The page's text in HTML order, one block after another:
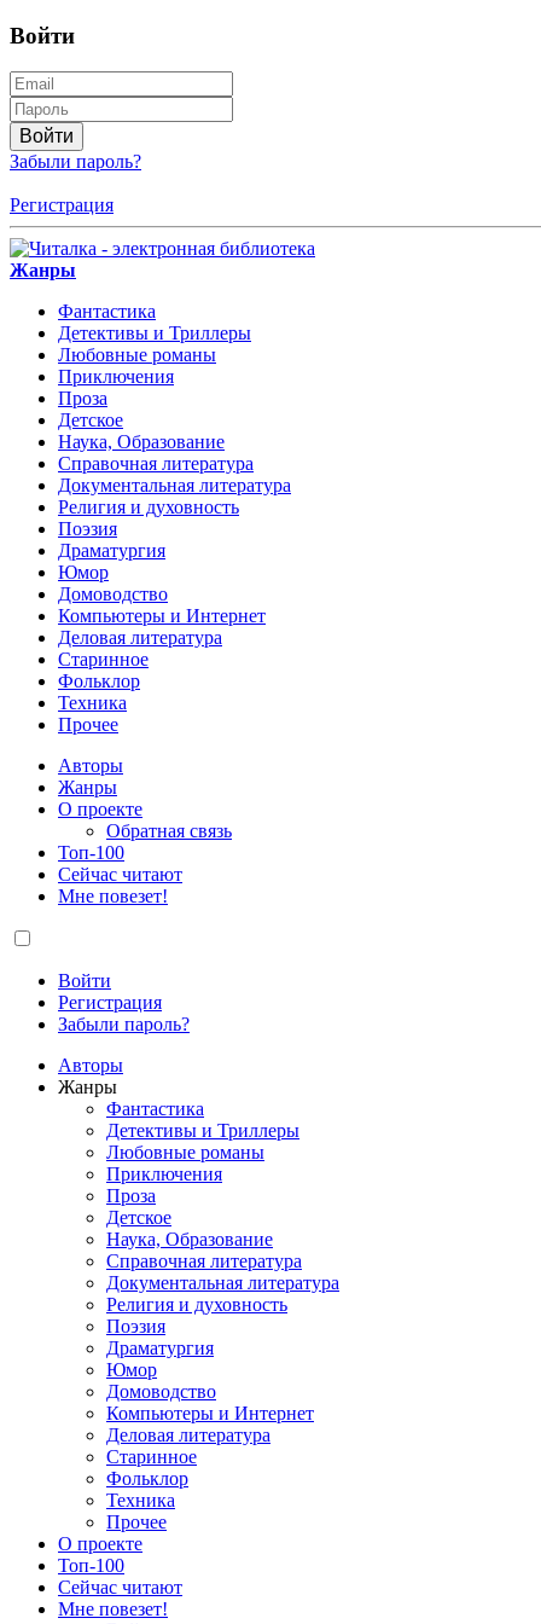
Войти
Войти
Забыли пароль?
Регистрация
Жанры
Фантастика
Детективы и Триллеры
Любовные романы
Приключения
Проза
Детское
Наука, Образование
Справочная литература
Документальная литература
Религия и духовность
Поэзия
Драматургия
Юмор
Домоводство
Компьютеры и Интернет
Деловая литература
Старинное
Фольклор
Техника
Прочее
Авторы
Жанры
О проекте
Обратная связь
Топ-100
Сейчас читают
Мне повезет!
Войти
Регистрация
Забыли пароль?
Авторы
Жанры
Фантастика
Детективы и Триллеры
Любовные романы
Приключения
Проза
Детское
Наука, Образование
Справочная литература
Документальная литература
Религия и духовность
Поэзия
Драматургия
Юмор
Домоводство
Компьютеры и Интернет
Деловая литература
Старинное
Фольклор
Техника
Прочее
О проекте
Топ-100
Сейчас читают
Мне повезет!